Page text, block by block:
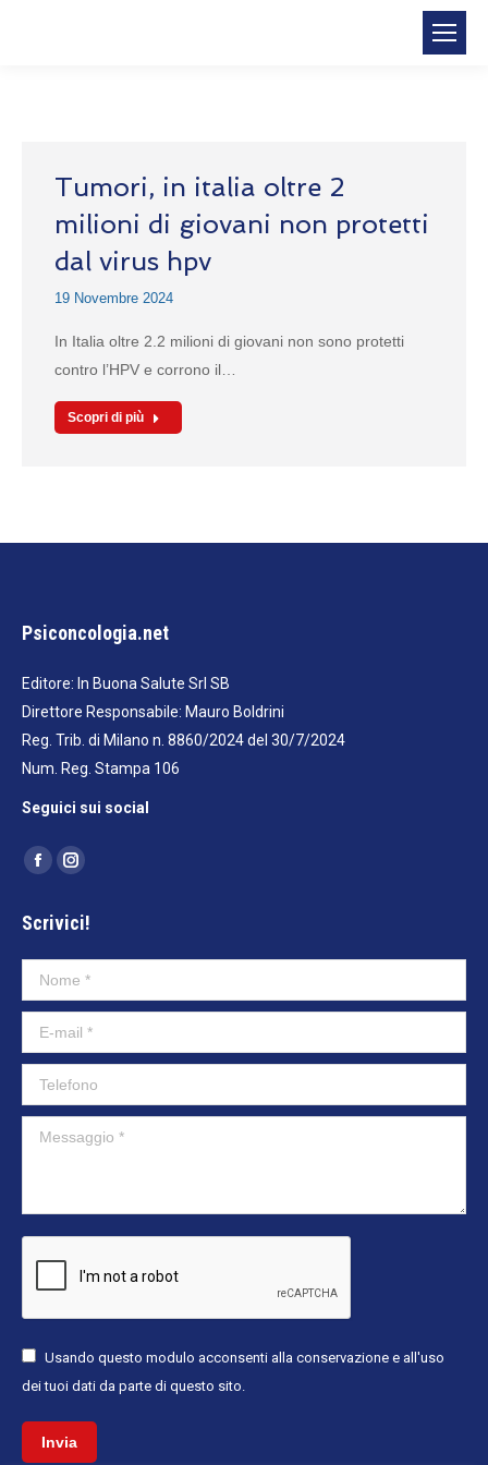
Tumori, in italia oltre 2
milioni di giovani non protetti
dal virus hpv
19 Novembre 2024
In Italia oltre 2.2 milioni di giovani non sono protetti
contro l’HPV e corrono il…
Scopri di più
Psiconcologia.net
Editore: In Buona Salute Srl SB
Direttore Responsabile: Mauro Boldrini
Reg. Trib. di Milano n. 8860/2024 del 30/7/2024
Num. Reg. Stampa 106
Seguici sui social
Ci puoi trovare su:
Facebook
opens
in
new
window
Instagram
opens
in
new
window
Scrivici!
Nome *
E-mail *
Telefono
Messaggio *
Usando questo modulo acconsenti alla conservazione e all'uso
dei tuoi dati da parte di questo sito.
Invia